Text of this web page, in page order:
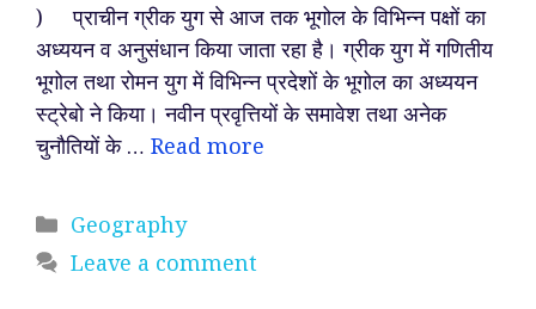
) प्राचीन ग्रीक युग से आज तक भूगोल के विभिन्न पक्षों का
अध्ययन व अनुसंधान किया जाता रहा है। ग्रीक युग में गणितीय
भूगोल तथा रोमन युग में विभिन्न प्रदेशों के भूगोल का अध्ययन
स्ट्रेबो ने किया। नवीन प्रवृत्तियों के समावेश तथा अनेक
चुनौतियों के … Read more
Categories
Geography
Leave a comment